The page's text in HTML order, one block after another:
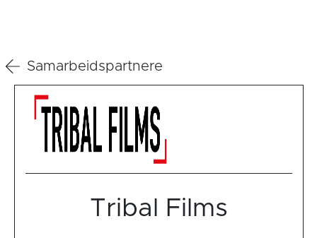
Samarbeidspartnere
Tribal Films